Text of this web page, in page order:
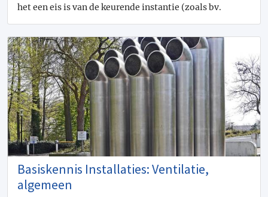
het een eis is van de keurende instantie (zoals bv.
Basiskennis Installaties: Ventilatie,
algemeen